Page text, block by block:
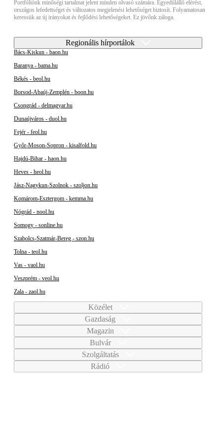
Portfóliónk minőségi tartalmat jelent minden olvasó számára. Egyedülálló elérést,
országos lefedettséget és változatos megjelenési lehetőséget biztosít. Folyamatosan
keressük az új irányokat és fejlődési lehetőségeket. Ez jövőnk záloga.
Regionális hírportálok
Bács-Kiskun - baon.hu
Baranya - bama.hu
Békés - beol.hu
Borsod-Abaúj-Zemplén - boon.hu
Csongrád - delmagyar.hu
Dunaújváros - duol.hu
Fejér - feol.hu
Győr-Moson-Sopron - kisalfold.hu
Hajdú-Bihar - haon.hu
Heves - heol.hu
Jász-Nagykun-Szolnok - szoljon.hu
Komárom-Esztergom - kemma.hu
Nógrád - nool.hu
Somogy - sonline.hu
Szabolcs-Szatmár-Bereg - szon.hu
Tolna - teol.hu
Vas - vaol.hu
Veszprém - veol.hu
Zala - zaol.hu
Közélet
Gazdaság
Magazin
Bulvár
Szolgáltatás
Rádió